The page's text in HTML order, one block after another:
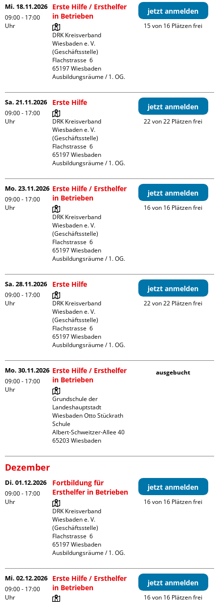
Mi. 18.11.2026
09:00 - 17:00
Uhr
Erste Hilfe / Ersthelfer
in Betrieben
DRK Kreisverband
Wiesbaden e. V.
(Geschäftsstelle)
Flachstrasse  6
65197 Wiesbaden
Ausbildungsräume / 1. OG.
jetzt anmelden
15 von 16 Plätzen frei
Sa. 21.11.2026
09:00 - 17:00
Uhr
Erste Hilfe
DRK Kreisverband
Wiesbaden e. V.
(Geschäftsstelle)
Flachstrasse  6
65197 Wiesbaden
Ausbildungsräume / 1. OG.
jetzt anmelden
22 von 22 Plätzen frei
Mo. 23.11.2026
09:00 - 17:00
Uhr
Erste Hilfe / Ersthelfer
in Betrieben
DRK Kreisverband
Wiesbaden e. V.
(Geschäftsstelle)
Flachstrasse  6
65197 Wiesbaden
Ausbildungsräume / 1. OG.
jetzt anmelden
16 von 16 Plätzen frei
Sa. 28.11.2026
09:00 - 17:00
Uhr
Erste Hilfe
DRK Kreisverband
Wiesbaden e. V.
(Geschäftsstelle)
Flachstrasse  6
65197 Wiesbaden
Ausbildungsräume / 1. OG.
jetzt anmelden
22 von 22 Plätzen frei
Mo. 30.11.2026
09:00 - 17:00
Uhr
Erste Hilfe / Ersthelfer
in Betrieben
Grundschule der
Landeshauptstadt
Wiesbaden Otto Stückrath
Schule
Albert-Schweitzer-Allee 40
ausgebucht
Dezember
Di. 01.12.2026
09:00 - 17:00
Uhr
Fortbildung für
Ersthelfer in Betrieben
DRK Kreisverband
Wiesbaden e. V.
(Geschäftsstelle)
Flachstrasse  6
65197 Wiesbaden
Ausbildungsräume / 1. OG.
jetzt anmelden
16 von 16 Plätzen frei
Mi. 02.12.2026
09:00 - 17:00
Uhr
Erste Hilfe / Ersthelfer
in Betrieben
jetzt anmelden
16 von 16 Plätzen frei